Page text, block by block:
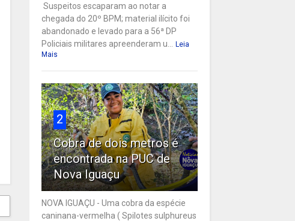
Suspeitos escaparam ao notar a
chegada do 20º BPM; material ilícito foi
abandonado e levado para a 56ª DP
Policiais militares apreenderam u...
Leia
Mais
2
Cobra de dois metros é
encontrada na PUC de
Nova Iguaçu
NOVA IGUAÇU - Uma cobra da espécie
caninana-vermelha ( Spilotes sulphureus